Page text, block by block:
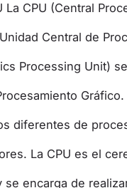
La CPU (Central
Central de
Processing Unit)
Gráfico.
diferentes de
La CPU es el
se encarga de